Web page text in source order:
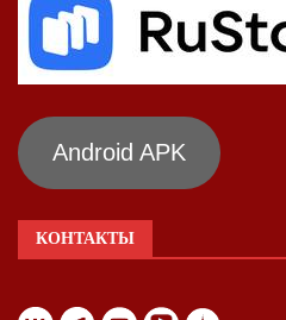
Android APK
КОНТАКТЫ